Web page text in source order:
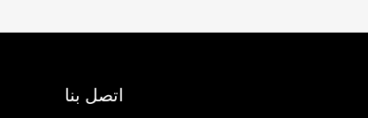
اتصل بنا